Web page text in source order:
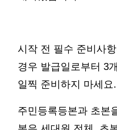
시작 전 필수 준비사
경우 발급일로부터 3
일찍 준비하지 마세요.
주민등록등본과 초본